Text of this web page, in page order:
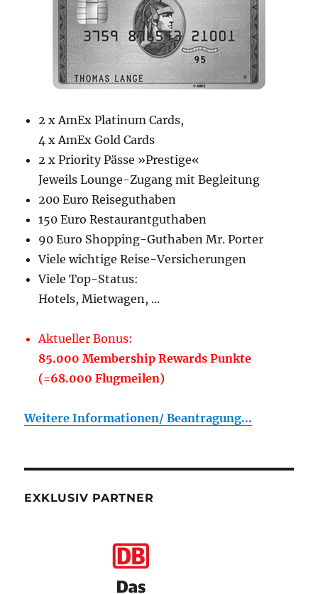
2 x AmEx Platinum Cards,
4 x AmEx Gold Cards
2 x Priority Pässe »Prestige«
Jeweils Lounge-Zugang mit Begleitung
200 Euro Reiseguthaben
150 Euro Restaurantguthaben
90 Euro Shopping-Guthaben Mr. Porter
Viele wichtige Reise-Versicherungen
Viele Top-Status:
Hotels, Mietwagen, ...
Aktueller Bonus:
85.000 Membership Rewards Punkte
(=68.000 Flugmeilen)
Weitere Informationen/ Beantragung...
EXKLUSIV PARTNER